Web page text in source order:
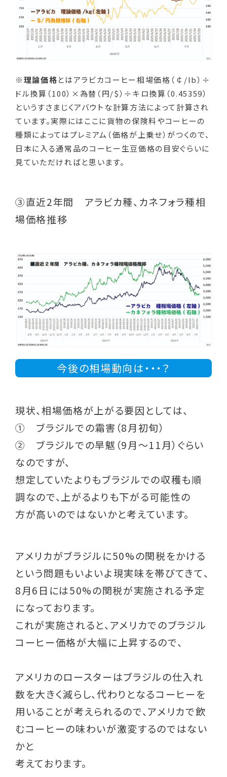
※理論価格とはアラビカコーヒー相場価格（￠/lb）÷
ドル換算（100）×為替（円/$）÷キロ換算（0.45359）
というすさまじくアバウトな計算方法によって計算され
ています。実際にはここに貨物の保険料やコーヒーの
種類によってはプレミアム（価格が上乗せ）がつくので、
日本に入る通常品のコーヒー生豆価格の目安ぐらいに
見ていただければと思います。
③直近2年間 アラビカ種、カネフォラ種相
場価格推移
今後の相場動向は・・・？
現状、相場価格が上がる要因としては、
① ブラジルでの霜害（8月初旬）
② ブラジルでの旱魃（9月～11月）ぐらい
なのですが、
想定していたよりもブラジルでの収穫も順
調なので、上がるよりも下がる可能性の
方が高いのではないかと考えています。
アメリカがブラジルに50%の関税をかける
という問題もいよいよ現実味を帯びてきて、
8月6日には50%の関税が実施される予定
になっております。
これが実施されると、アメリカでのブラジル
コーヒー価格が大幅に上昇するので、
アメリカのロースターはブラジルの仕入れ
数を大きく減らし、代わりとなるコーヒーを
用いることが考えられるので、アメリカで飲
むコーヒーの味わいが激変するのではない
かと
考えております。